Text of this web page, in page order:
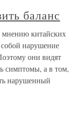
баланс
мнению китайских
собой нарушение
они видят
симптомы, а в том,
нарушенный